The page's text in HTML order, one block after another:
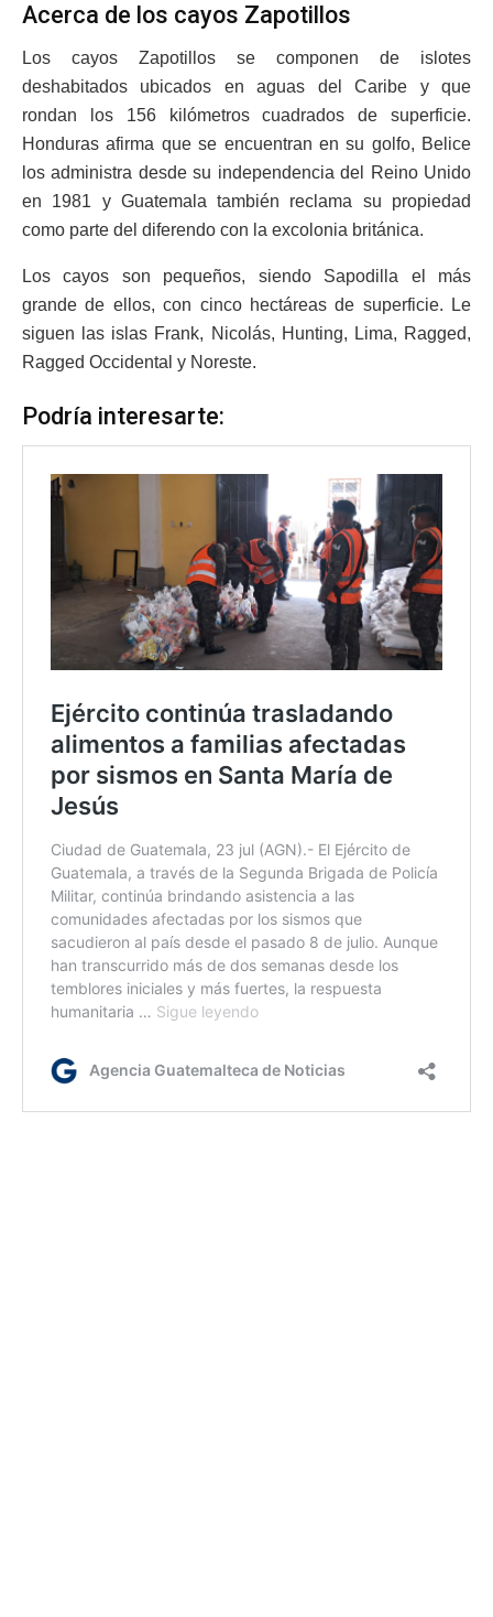
Acerca de los cayos Zapotillos
Los cayos Zapotillos se componen de islotes
deshabitados ubicados en aguas del Caribe y que
rondan los 156 kilómetros cuadrados de superficie.
Honduras afirma que se encuentran en su golfo, Belice
los administra desde su independencia del Reino Unido
en 1981 y Guatemala también reclama su propiedad
como parte del diferendo con la excolonia británica.
Los cayos son pequeños, siendo Sapodilla el más
grande de ellos, con cinco hectáreas de superficie. Le
siguen las islas Frank, Nicolás, Hunting, Lima, Ragged,
Ragged Occidental y Noreste.
Podría interesarte: